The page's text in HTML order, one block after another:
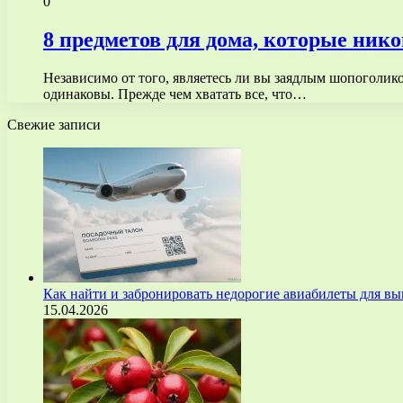
8 предметов для дома, которые
Независимо от того, являетесь ли вы заядлым
одинаковы. Прежде чем хватать все, что…
Свежие записи
Как найти и забронировать недорогие авиабилеты для
15.04.2026